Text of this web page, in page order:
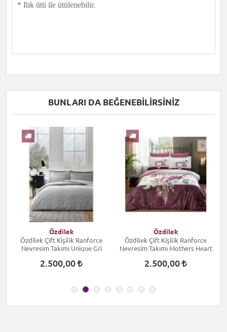
* Ilık ütü ile ütülenebilir.
BUNLARI DA BEĞENEBILIRSINIZ
Özdilek
Özdilek Çift Kişilik Ranforce
Nevresim Takımı Unique Gri
2.500,00
Özdilek
Özdilek Çift Kişilik Ranforce
Nevresim Takımı Mothers Heart
2.500,00